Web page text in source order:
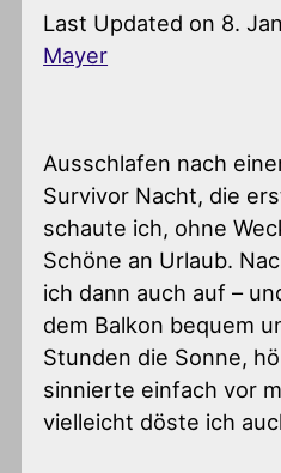
Last Updated on 8.
Mayer
Ausschlafen nach
Survivor Nacht, die
schaute ich, ohne
Schöne an Urlaub.
ich dann auch auf –
dem Balkon bequem
Stunden die Sonne,
sinnierte einfach vor
vielleicht döste ich